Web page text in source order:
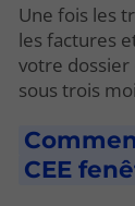
Une fois les
les factures
votre dossier
sous trois
CEE